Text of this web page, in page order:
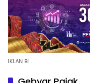
IKLAN BI